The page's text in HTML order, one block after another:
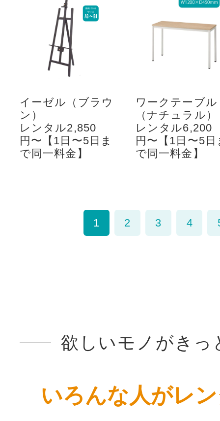
イーゼル（ブラウ
ン）
レンタル2,850
円〜【1日〜5日ま
で同一料金】
ワークテーブル
（ナチュラル）
レンタル6,200
円〜【1日〜5日
で同一料金】
1 2 3 4
欲しいモノがきっ
いろんな人がレ